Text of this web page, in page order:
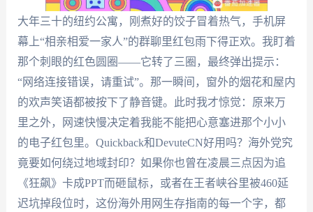
大年三十的纽约公寓，刚煮好的饺子冒着热气，手机屏
幕上“相亲相爱一家人”的群聊里红包雨下得正欢。我盯着
那个刺眼的红色圆圈——它转了三圈，最终弹出提示：
“网络连接错误，请重试”。那一瞬间，窗外的烟花和屋内
的欢声笑语都被按下了静音键。此时我才惊觉：原来万
里之外，网速快慢决定着我能不能把心意塞进那个小小
的电子红包里。Quickback和DevuteCN好用吗？海外党究
竟要如何绕过地域封印？如果你也曾在凌晨三点因为追
《狂飙》卡成PPT而砸鼠标，或者在王者峡谷里被460延
迟坑掉段位时，这份海外用网生存指南的每一个字，都